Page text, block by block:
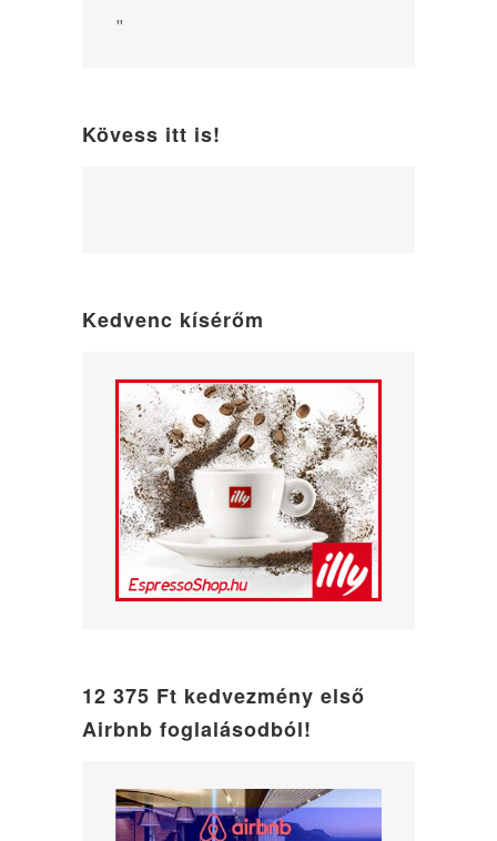
"
Kövess itt is!
Kedvenc kísérőm
12 375 Ft kedvezmény első
Airbnb foglalásodból!